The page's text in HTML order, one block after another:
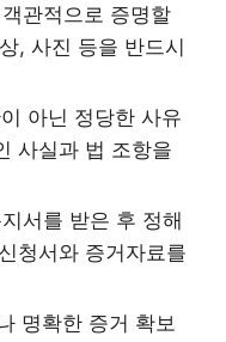
관적으로 증명할
, 사진 등을 반드시
아닌 정당한 사유
사실과 법 조항을
서를 받은 후 정해
청서와 증거자료를
명확한 증거 확보